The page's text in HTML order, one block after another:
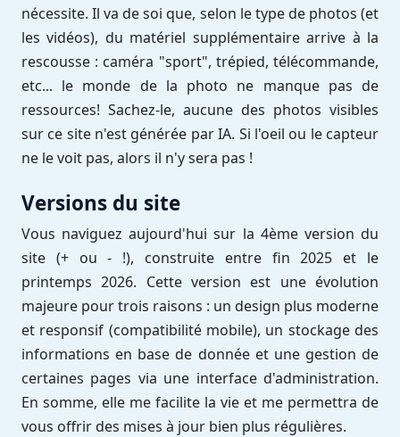
nécessite. Il va de soi que, selon le type de photos (et
les vidéos), du matériel supplémentaire arrive à la
rescousse : caméra "sport", trépied, télécommande,
etc... le monde de la photo ne manque pas de
ressources! Sachez-le, aucune des photos visibles
sur ce site n'est générée par IA. Si l'oeil ou le capteur
ne le voit pas, alors il n'y sera pas !
Versions du site
Vous naviguez aujourd'hui sur la 4ème version du
site (+ ou - !), construite entre fin 2025 et le
printemps 2026. Cette version est une évolution
majeure pour trois raisons : un design plus moderne
et responsif (compatibilité mobile), un stockage des
informations en base de donnée et une gestion de
certaines pages via une interface d'administration.
En somme, elle me facilite la vie et me permettra de
vous offrir des mises à jour bien plus régulières.